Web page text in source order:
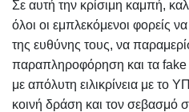
Σε αυτή την κρίσιμη καμπή,
όλοι οι εμπλεκόμενοι φορείς
της ευθύνης τους, να
παραπληροφόρηση και τα fake
με απόλυτη ειλικρίνεια με
κοινή δράση και τον σεβασμό